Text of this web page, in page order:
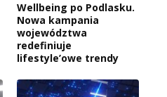
Wellbeing po Podlasku.
Nowa kampania
województwa
redefiniuje
lifestyle’owe trendy